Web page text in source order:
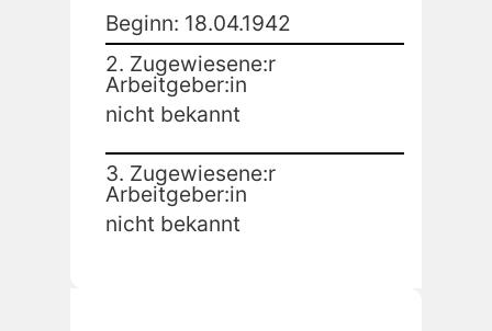
Beginn: 18.04.1942
2. Zugewiesene:r
Arbeitgeber:in
nicht bekannt
3. Zugewiesene:r
Arbeitgeber:in
nicht bekannt